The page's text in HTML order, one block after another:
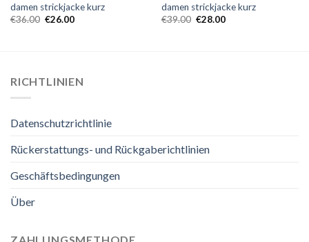
damen strickjacke kurz
€36.00 €26.00
damen strickjacke kurz
€39.00 €28.00
RICHTLINIEN
Datenschutzrichtlinie
Rückerstattungs- und Rückgaberichtlinien
Geschäftsbedingungen
Über